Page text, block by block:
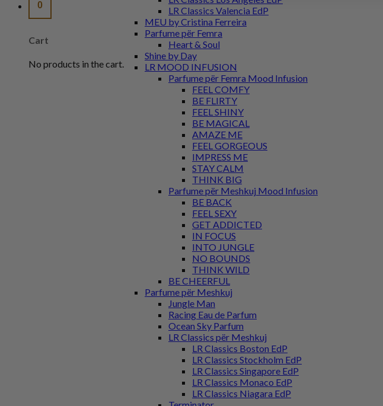
0
Cart
No products in the cart.
LR Classics Valencia EdP
MEU by Cristina Ferreira
Parfume për Femra
Heart & Soul
Shine by Day
LR MOOD INFUSION
Parfume për Femra Mood Infusion
FEEL COMFY
BE FLIRTY
FEEL SHINY
BE MAGICAL
AMAZE ME
FEEL GORGEOUS
IMPRESS ME
STAY CALM
THINK BIG
Parfume për Meshkuj Mood Infusion
BE BACK
FEEL SEXY
GET ADDICTED
IN FOCUS
INTO JUNGLE
NO BOUNDS
THINK WILD
BE CHEERFUL
Parfume për Meshkuj
Jungle Man
Racing Eau de Parfum
Ocean Sky Parfum
LR Classics për Meshkuj
LR Classics Boston EdP
LR Classics Stockholm EdP
LR Classics Singapore EdP
LR Classics Monaco EdP
LR Classics Niagara EdP